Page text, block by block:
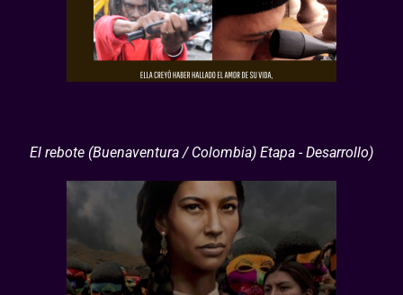
El rebote (Buenaventura / Colombia) Etapa - Desarrollo)